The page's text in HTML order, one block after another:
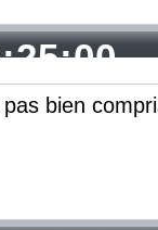
pas bien